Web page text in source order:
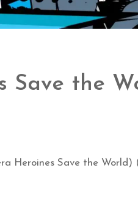
Save the
Heroines Save the